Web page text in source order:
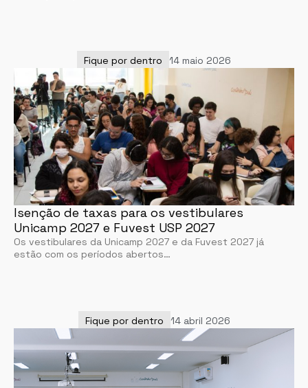
Fique por dentro 14 maio 2026
Isenção de taxas para os vestibulares
Unicamp 2027 e Fuvest USP 2027
Os vestibulares da Unicamp 2027 e da Fuvest 2027 já
estão com os períodos abertos…
Fique por dentro 14 abril 2026